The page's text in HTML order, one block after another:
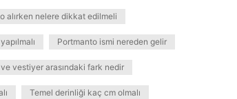
alırken nelere dikkat edilmeli
Portmanto ismi nereden gelir
vestiyer arasındaki fark nedir
Temel derinliği kaç cm olmalı